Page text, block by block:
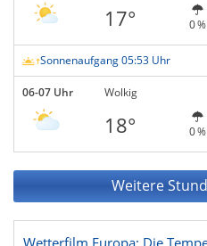
17° 0 %
Sonnenaufgang 05:53 Uhr
06-07 Uhr Wolkig
18° 0 %
Weitere
Wetterfilm Europa: Die